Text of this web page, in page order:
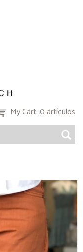
My Cart: 0 artículos